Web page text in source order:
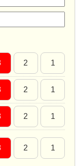
2 1
2 1
2 1
2 1